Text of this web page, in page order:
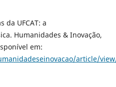
da UFCAT: a
Humanidades & Inovação,
em:
article/